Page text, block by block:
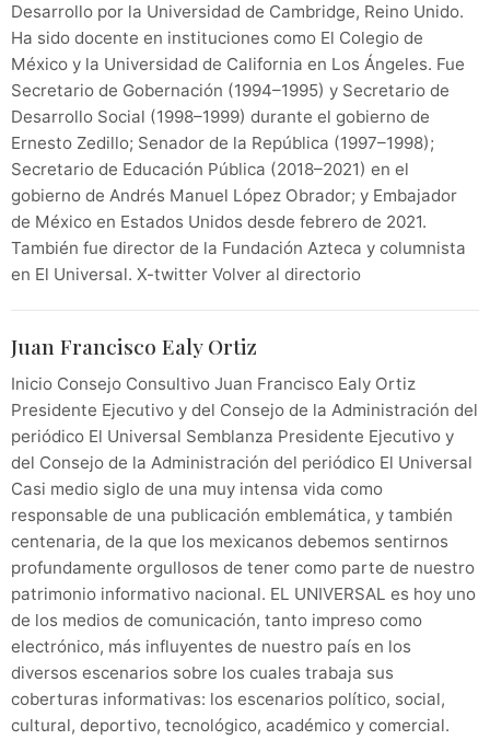
Desarrollo por la Universidad de Cambridge, Reino Unido.
Ha sido docente en instituciones como El Colegio de
México y la Universidad de California en Los Ángeles. Fue
Secretario de Gobernación (1994–1995) y Secretario de
Desarrollo Social (1998–1999) durante el gobierno de
Ernesto Zedillo; Senador de la República (1997–1998);
Secretario de Educación Pública (2018–2021) en el
gobierno de Andrés Manuel López Obrador; y Embajador
de México en Estados Unidos desde febrero de 2021.
También fue director de la Fundación Azteca y columnista
en El Universal. X-twitter Volver al directorio
Juan Francisco Ealy Ortiz
Inicio Consejo Consultivo Juan Francisco Ealy Ortiz
Presidente Ejecutivo y del Consejo de la Administración del
periódico El Universal Semblanza Presidente Ejecutivo y
del Consejo de la Administración del periódico El Universal
Casi medio siglo de una muy intensa vida como
responsable de una publicación emblemática, y también
centenaria, de la que los mexicanos debemos sentirnos
profundamente orgullosos de tener como parte de nuestro
patrimonio informativo nacional. EL UNIVERSAL es hoy uno
de los medios de comunicación, tanto impreso como
electrónico, más influyentes de nuestro país en los
diversos escenarios sobre los cuales trabaja sus
coberturas informativas: los escenarios político, social,
cultural, deportivo, tecnológico, académico y comercial.